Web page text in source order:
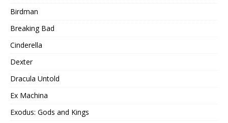
Birdman
Breaking Bad
Cinderella
Dexter
Dracula Untold
Ex Machina
Exodus: Gods and Kings